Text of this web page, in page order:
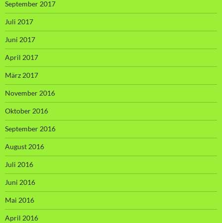
September 2017
Juli 2017
Juni 2017
April 2017
März 2017
November 2016
Oktober 2016
September 2016
August 2016
Juli 2016
Juni 2016
Mai 2016
April 2016